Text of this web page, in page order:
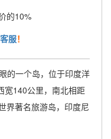
的10%
服！
的一个岛，位于印度洋
宽140公里，南北相距
界著名旅游岛，印度尼